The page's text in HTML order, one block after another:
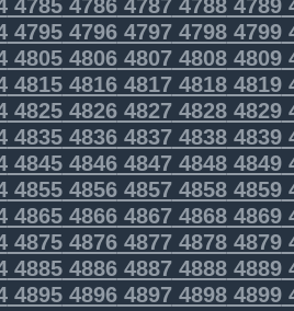
47954796479747984799
48054806480748084809
48154816481748184819
48254826482748284829
48354836483748384839
48454846484748484849
48554856485748584859
48654866486748684869
48754876487748784879
48854886488748884889
48954896489748984899